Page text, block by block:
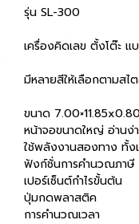
รุ่น SL-300
เครื่องคิดเลข ตั้งโต๊ะ
มีหลายสีให้เลือกตามส
ขนาด
หน้าจอขนาดใหญ่ อ่านง่
ใช้พลังงานสองทาง ทั้
ฟังก์ชั่นการคำนวณภาษี
เปอร์เซ็นต์กำไรขั้นต้น
ปุ่มกดพลาสติค
การคำนวณเวลา